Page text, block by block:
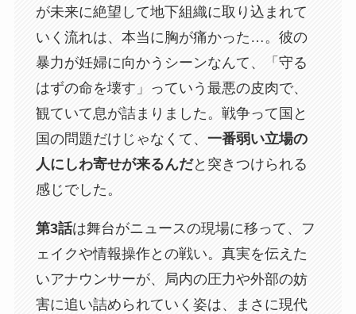
が未来に絶望して地下組織に取り込まれて
いく流れは、本当に胸が痛かった…。彼の
暴力が妊婦に向かうシーンなんて、「守る
はずの命を壊す」っていう最悪の皮肉で、
観ていて息が詰まりました。戦争って国と
国の問題だけじゃなくて、 一番弱い立場の
人にしわ寄せが来るんだと突きつけられる
感じでした。
第3話は舞台がニュースの現場に移って、フ
ェイクや情報操作との戦い。真実を伝えた
いアナウンサーが、局内の圧力や外部の妨
害に追い詰められていく姿は、まさに現代